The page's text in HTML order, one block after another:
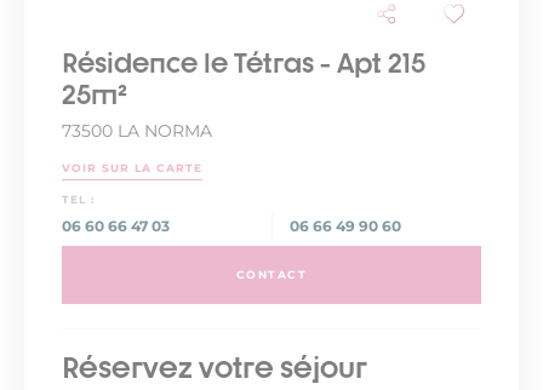
Résidence le Tétras - Apt 215
25m²
73500 LA NORMA
VOIR SUR LA CARTE
TEL :
06 60 66 47 03 06 66 49 90 60
CONTACT
Réservez votre séjour